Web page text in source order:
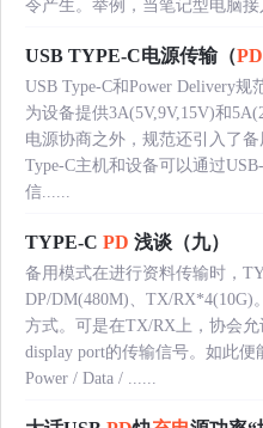
令产生。举例，当笔记型电脑
USB TYPE-C电源传输（PD
USB Type-C和Power Delivery
为设备提供3A(5V,9V,15V)和
电源协商之外，规范还引入了
Type-C主机和设备可以通过
信......
TYPE-C PD 浅谈（九）
备用模式在进行资料传输时，
DP/DM(480M)、TX/RX*4(10G)
方式。可是在TX/RX上，协会
display port的传输信号。如此
Power / Data / ......